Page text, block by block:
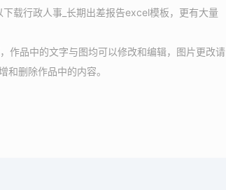
载行政人事_长期出差报告excel模板，更有大量
作品中的文字与图均可以修改和编辑，图片更改请
删除作品中的内容。